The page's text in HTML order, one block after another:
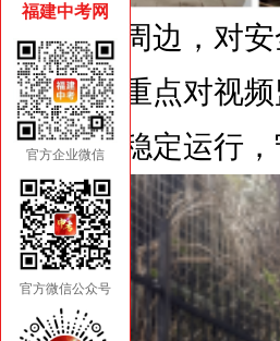
在校园周边，对
化现象，重点对视
安防系统稳定运行
福建中考网
官方企业微信
官方微信公众号